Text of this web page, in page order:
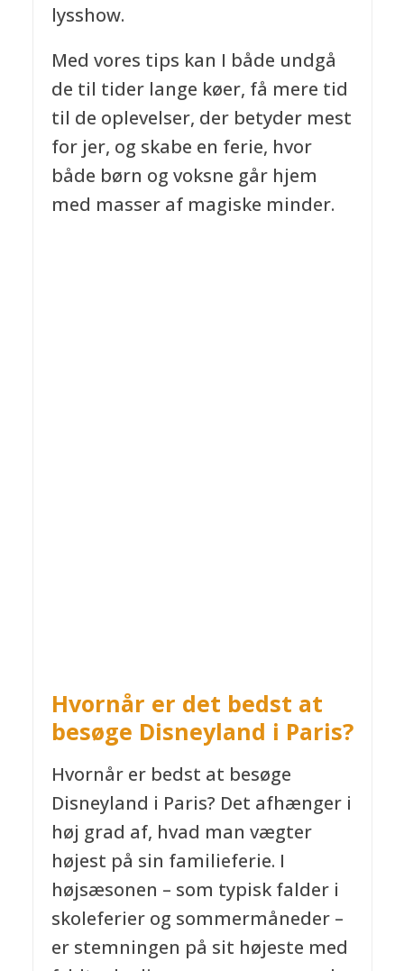
lysshow.
Med vores tips kan I både undgå
de til tider lange køer, få mere tid
til de oplevelser, der betyder mest
for jer, og skabe en ferie, hvor
både børn og voksne går hjem
med masser af magiske minder.
Hvornår er det bedst at
besøge Disneyland i Paris?
Hvornår er bedst at besøge
Disneyland i Paris? Det afhænger i
høj grad af, hvad man vægter
højest på sin familieferie. I
højsæsonen – som typisk falder i
skoleferier og sommermåneder –
er stemningen på sit højeste med